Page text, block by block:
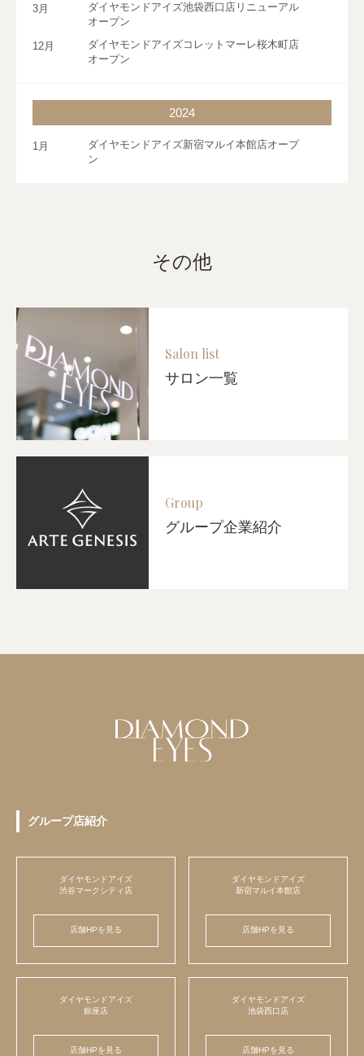
3月
ダイヤモンドアイズ池袋西口店リニューアル
オープン
12月
ダイヤモンドアイズコレットマーレ桜木町店
オープン
2024
1月
ダイヤモンドアイズ新宿マルイ本館店オープ
ン
その他
Salon list
サロン一覧
Group
グループ企業紹介
グループ店紹介
ダイヤモンドアイズ
渋谷マークシティ店
店舗HPを見る
ダイヤモンドアイズ
新宿マルイ本館店
店舗HPを見る
ダイヤモンドアイズ
銀座店
店舗HPを見る
ダイヤモンドアイズ
池袋西口店
店舗HPを見る